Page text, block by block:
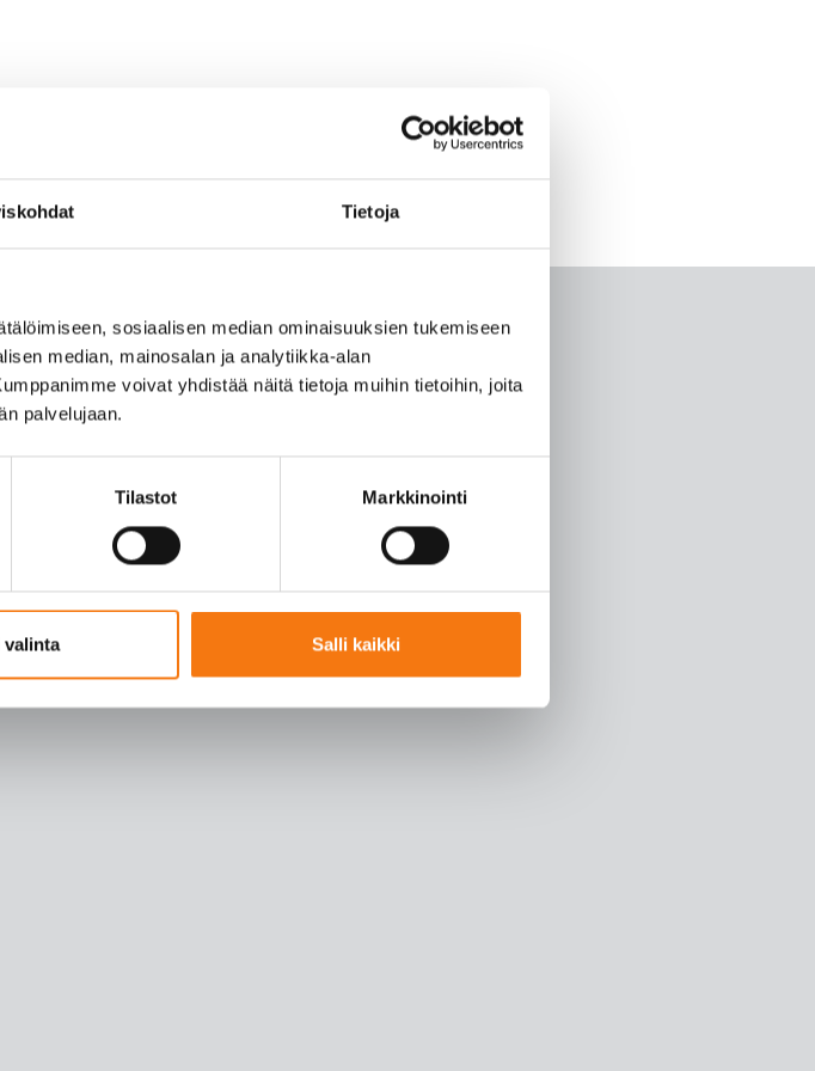
Tietoja
sosiaalisen median ominaisuuksien tukemiseen
median, mainosalan ja analytiikka-alan
voivat yhdistää näitä tietoja muihin tietoihin, joita
palvelujaan.
Tilastot Markkinointi
valinta Salli kaikki